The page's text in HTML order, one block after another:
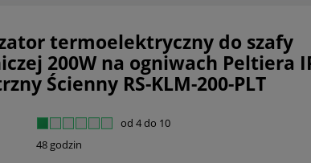
termoelektryczny do szafy
200W na ogniwach Peltiera
Ścienny RS-KLM-200-PLT
od 4 do 10
48 godzin